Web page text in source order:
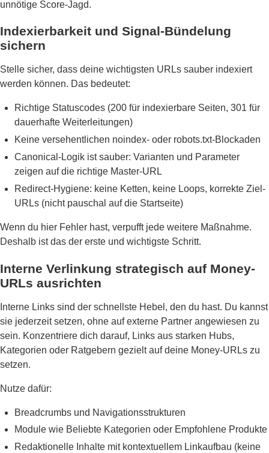
unnötige Score-Jagd.
Indexierbarkeit und Signal-Bündelung
sichern
Stelle sicher, dass deine wichtigsten URLs sauber indexiert
werden können. Das bedeutet:
Richtige Statuscodes (200 für indexierbare Seiten, 301 für
dauerhafte Weiterleitungen)
Keine versehentlichen noindex- oder robots.txt-Blockaden
Canonical-Logik ist sauber: Varianten und Parameter
zeigen auf die richtige Master-URL
Redirect-Hygiene: keine Ketten, keine Loops, korrekte Ziel-
URLs (nicht pauschal auf die Startseite)
Wenn du hier Fehler hast, verpufft jede weitere Maßnahme.
Deshalb ist das der erste und wichtigste Schritt.
Interne Verlinkung strategisch auf Money-
URLs ausrichten
Interne Links sind der schnellste Hebel, den du hast. Du kannst
sie jederzeit setzen, ohne auf externe Partner angewiesen zu
sein. Konzentriere dich darauf, Links aus starken Hubs,
Kategorien oder Ratgebern gezielt auf deine Money-URLs zu
setzen.
Nutze dafür:
Breadcrumbs und Navigationsstrukturen
Module wie Beliebte Kategorien oder Empfohlene Produkte
Redaktionelle Inhalte mit kontextuellem Linkaufbau (keine